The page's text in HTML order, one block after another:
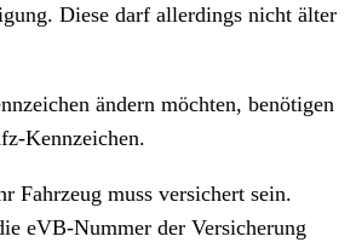
Diese darf allerdings nicht älter
ändern möchten, benötigen
Kennzeichen.
Fahrzeug muss versichert sein.
eVB-Nummer der Versicherung